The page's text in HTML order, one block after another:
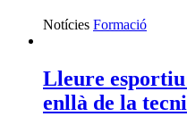
Notícies Formació
Lleure
enllà de la